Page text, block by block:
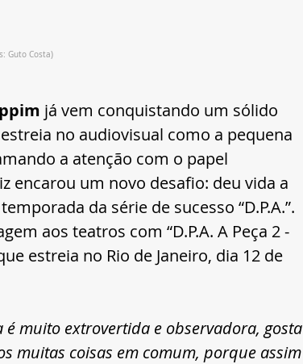
Guto Costa)
já vem conquistando um sólido
no audiovisual como a pequena
a atenção com o papel
encarou um novo desafio: deu vida a
da série de sucesso “D.P.A.”.
aos teatros com “D.P.A. A Peça 2 -
estreia no Rio de Janeiro, dia 12 de
é muito extrovertida e observadora, gosta
muitas coisas em comum, porque assim